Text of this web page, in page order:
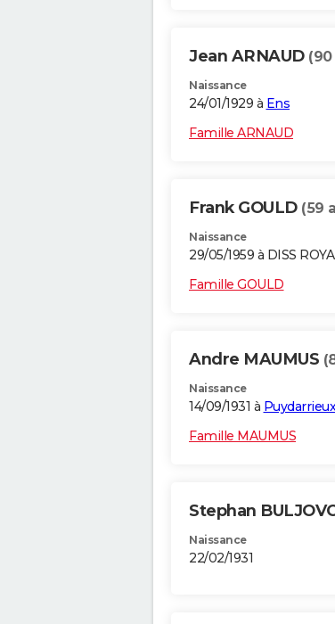
Jean ARNAUD (90
Naissance
24/01/1929 à Ens
Famille ARNAUD
Frank GOULD (59
Naissance
29/05/1959 à DISS
Famille GOULD
Andre MAUMUS
Naissance
14/09/1931 à Puydarrieux
Famille MAUMUS
Stephan
Naissance
22/02/1931